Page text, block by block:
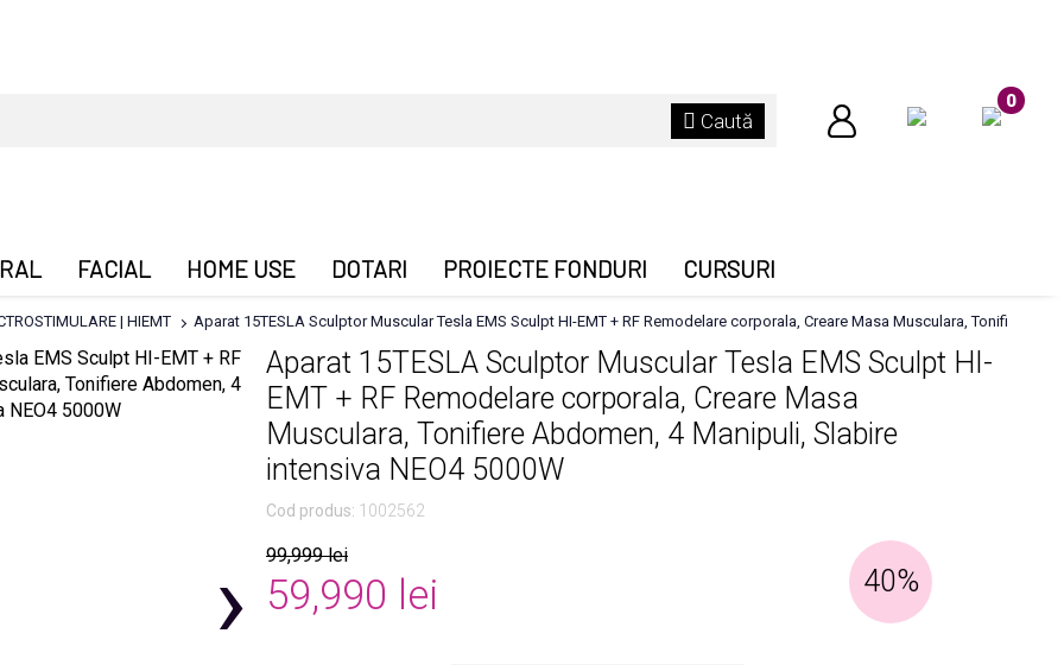
Caută
0
FACIAL HOME USE DOTARI PROIECTE FONDURI CURSURI
| HIEMT Aparat 15TESLA Sculptor Muscular Tesla EMS Sculpt HI-EMT + RF Remodelare corporala, Creare Masa Musculara, Tonifiere
›
Aparat 15TESLA Sculptor Muscular Tesla EMS Sculpt HI-
EMT + RF Remodelare corporala, Creare Masa
Musculara, Tonifiere Abdomen, 4 Manipuli, Slabire
intensiva NEO4 5000W
Cod produs: 1002562
99,999 lei
59,990 lei 40%